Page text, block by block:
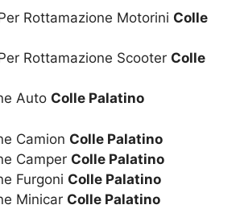
Rottamazione Motorini Colle
Rottamazione Scooter Colle
Auto Colle Palatino
Camion Colle Palatino
Camper Colle Palatino
Furgoni Colle Palatino
Minicar Colle Palatino